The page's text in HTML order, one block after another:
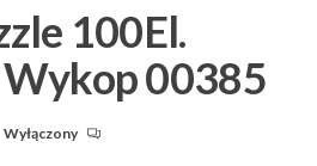
100El.
00385
Wyłączony